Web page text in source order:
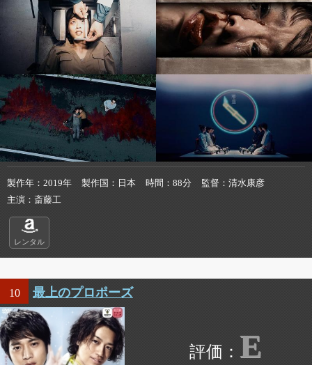
製作年 2019年 製作国 日本 時間 88分 監督
清水康彦
主演
斎藤工
レンタル
10 最上のプロポーズ
E